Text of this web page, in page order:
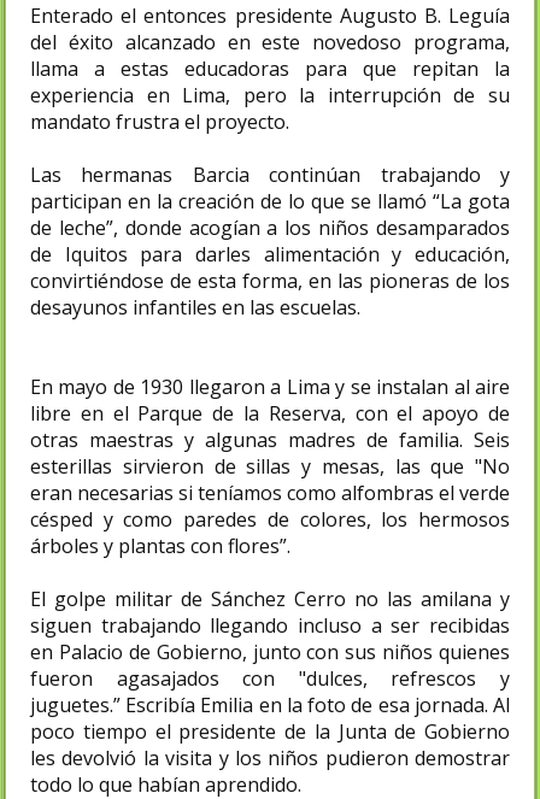
Enterado el entonces presidente Augusto B. Leguía
del éxito alcanzado en este novedoso programa,
llama a estas educadoras para que repitan la
experiencia en Lima, pero la interrupción de su
mandato frustra el proyecto.
Las hermanas Barcia continúan trabajando y
participan en la creación de lo que se llamó “La gota
de leche”, donde acogían a los niños desamparados
de Iquitos para darles alimentación y educación,
convirtiéndose de esta forma, en las pioneras de los
desayunos infantiles en las escuelas.
En mayo de 1930 llegaron a Lima y se instalan al aire
libre en el Parque de la Reserva, con el apoyo de
otras maestras y algunas madres de familia. Seis
esterillas sirvieron de sillas y mesas, las que "No
eran necesarias si teníamos como alfombras el verde
césped y como paredes de colores, los hermosos
árboles y plantas con flores”.
El golpe militar de Sánchez Cerro no las amilana y
siguen trabajando llegando incluso a ser recibidas
en Palacio de Gobierno, junto con sus niños quienes
fueron agasajados con "dulces, refrescos y
juguetes.” Escribía Emilia en la foto de esa jornada. Al
poco tiempo el presidente de la Junta de Gobierno
les devolvió la visita y los niños pudieron demostrar
todo lo que habían aprendido.